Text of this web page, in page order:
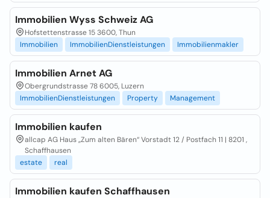
Immobilien Wyss Schweiz AG
Hofstettenstrasse 15 3600, Thun
Immobilien
ImmobilienDienstleistungen Immobilienmakler
Immobilien Arnet AG
Obergrundstrasse 78 6005, Luzern
ImmobilienDienstleistungen
Property Management
Immobilien kaufen
allcap AG Haus „Zum alten Bären“ Vorstadt 12 / Postfach 11 | 8201 ,
Schaffhausen
estate
real
Immobilien kaufen Schaffhausen